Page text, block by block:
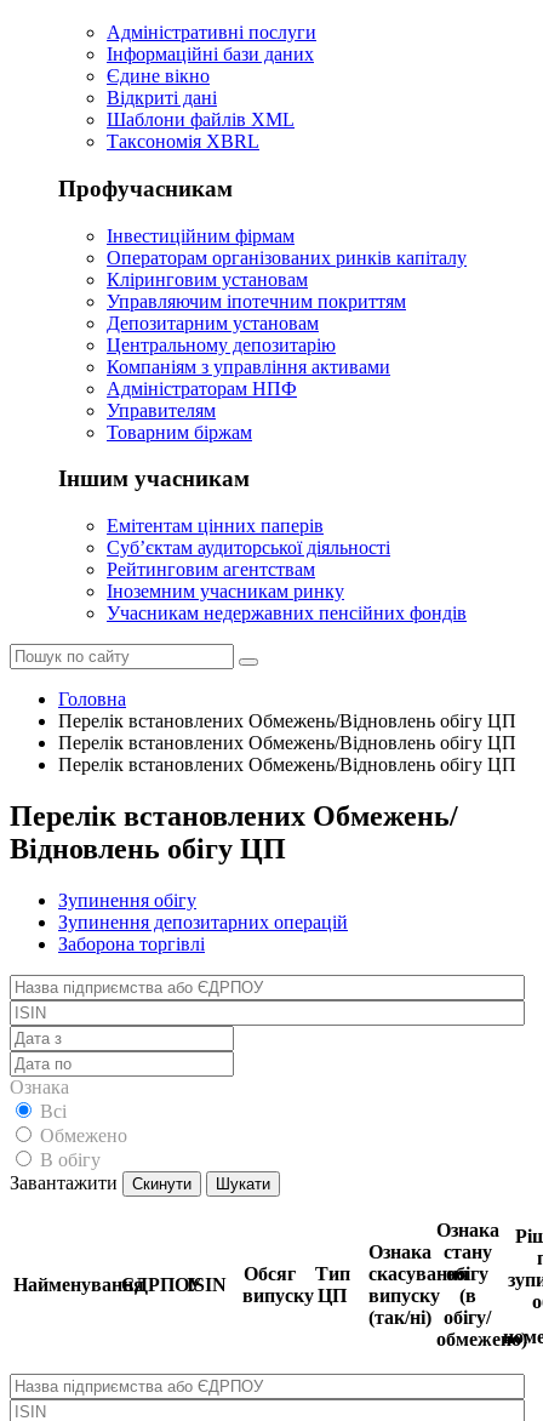
Адміністративні послуги
Інформаційні бази даних
Єдине вікно
Відкриті дані
Шаблони файлів XML
Таксономія XBRL
Профучасникам
Інвестиційним фірмам
Операторам організованих ринків капіталу
Кліринговим установам
Управляючим іпотечним покриттям
Депозитарним установам
Центральному депозитарію
Компаніям з управління активами
Адміністраторам НПФ
Управителям
Товарним біржам
Іншим учасникам
Емітентам цінних паперів
Суб’єктам аудиторської діяльності
Рейтинговим агентствам
Іноземним учасникам ринку
Учасникам недержавних пенсійних фондів
Головна
Перелік встановлених Обмежень/Відновлень обігу ЦП
Перелік встановлених Обмежень/Відновлень обігу ЦП
Перелік встановлених Обмежень/Відновлень обігу ЦП
Перелік встановлених Обмежень/
Відновлень обігу ЦП
Зупинення обігу
Зупинення депозитарних операцій
Заборона торгівлі
Ознака
Всі
Обмежено
В обігу
Завантажити
Скинути Шукати
НайменуванняЄДРПОУISIN
Обсяг
випуску
Тип
ЦП
Ознака
скасування
випуску
(так/ні)
Ознака
стану
обігу
(в
обігу/
обмежено)